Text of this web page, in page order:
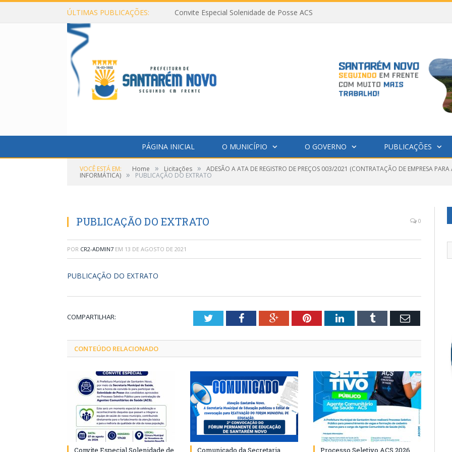
ÚLTIMAS PUBLICAÇÕES: Convite Especial Solenidade de Posse ACS
PÁGINA INICIAL O MUNICÍPIO O GOVERNO PUBLICAÇÕES
VOCÊ ESTÁ EM: Home » Licitações » ADESÃO A ATA DE REGISTRO DE PREÇOS 003/2021 (CONTRATAÇÃO DE EMPRESA
INFORMÁTICA) » PUBLICAÇÃO DO EXTRATO
PUBLICAÇÃO DO EXTRATO 0
POR CR2-ADMIN7 EM 13 DE AGOSTO DE 2021
PUBLICAÇÃO DO EXTRATO
COMPARTILHAR: TwitterFacebookGoogle+PinterestLinkedInTumblr Email
CONTEÚDO RELACIONADO
Convite Especial Solenidade de Comunicado da Secretaria Processo Seletivo ACS 2026